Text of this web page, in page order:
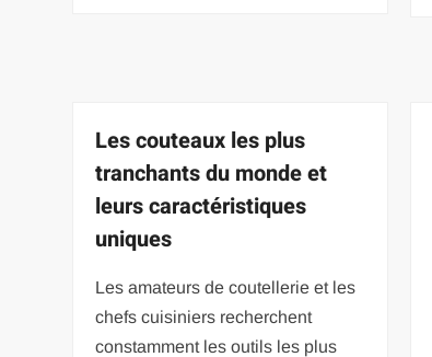
Les couteaux les plus
tranchants du monde et
leurs caractéristiques
uniques
Les amateurs de coutellerie et les
chefs cuisiniers recherchent
constamment les outils les plus